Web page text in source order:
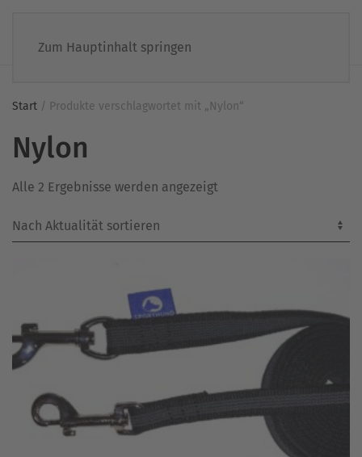
Zum Hauptinhalt springen
Start / Produkte verschlagwortet mit „Nylon“
Nylon
Alle 2 Ergebnisse werden angezeigt